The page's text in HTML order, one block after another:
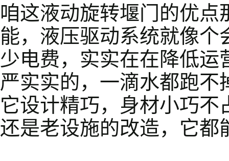
咱这液动旋转堰门的优
能，液压驱动系统就像
少电费，实实在在降低
严实实的，一滴水都跑
它设计精巧，身材小巧
还是老设施的改造，它